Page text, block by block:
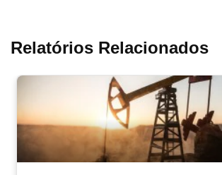
Relatórios Relacionados